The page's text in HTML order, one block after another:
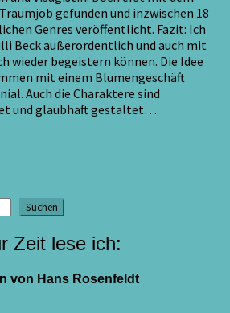
gefunden und inzwischen 18
Genres veröffentlicht. Fazit: Ich
Beck außerordentlich und auch mit
wieder begeistern können. Die Idee
mit einem Blumengeschäft
Auch die Charaktere sind
und glaubhaft gestaltet….
Suchen
Zeit lese ich:
von Hans Rosenfeldt